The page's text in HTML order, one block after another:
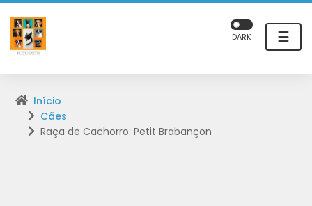
☰
DARK
Início
Cães
Raça de Cachorro: Petit Brabançon